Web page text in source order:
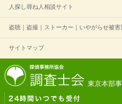
人探し尋ね人相談サイト
盗聴｜盗撮｜ストーカー｜いやがらせ被害
サイトマップ
東京本部